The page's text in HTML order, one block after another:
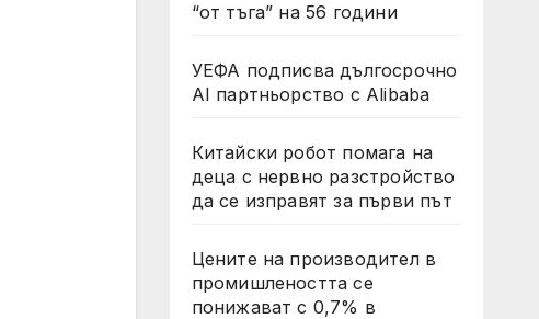
“от тъга” на 56 години
УЕФА подписва дългосрочно
AI партньорство с Alibaba
Китайски робот помага на
деца с нервно разстройство
да се изправят за първи път
Цените на производител в
промишлеността се
понижават с 0,7% в